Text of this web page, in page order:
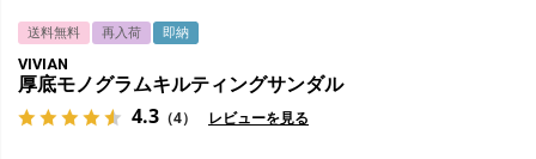
送料無料 再入荷 即納
VIVIAN
厚底モノグラムキルティングサンダル
4.3 （4） レビューを見る